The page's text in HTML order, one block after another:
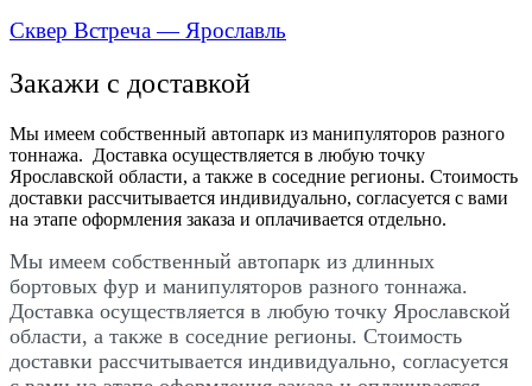
Сквер Встреча — Ярославль
Закажи с доставкой
Мы имеем собственный автопарк из манипуляторов разного
тоннажа. Доставка осуществляется в любую точку
Ярославской области, а также в соседние регионы. Стоимость
доставки рассчитывается индивидуально, согласуется с вами
на этапе оформления заказа и оплачивается отдельно.
Мы имеем собственный автопарк из длинных
бортовых фур и манипуляторов разного тоннажа.
Доставка осуществляется в любую точку Ярославской
области, а также в соседние регионы. Стоимость
доставки рассчитывается индивидуально, согласуется